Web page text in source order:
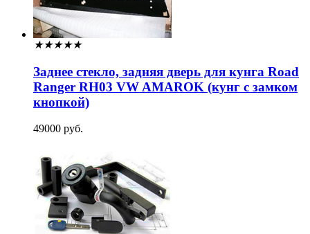
★★★★★
Заднее стекло, задняя дверь для кунга Road
Ranger RH03 VW AMAROK (кунг с замком
кнопкой)
49000 руб.